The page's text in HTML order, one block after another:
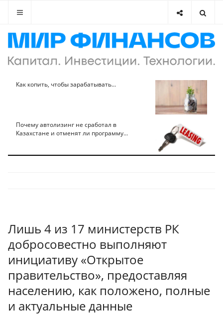
Как копить, чтобы зарабатывать...
Почему автолизинг не сработал в
Казахстане и отменят ли программу...
Лишь 4 из 17 министерств РК
добросовестно выполняют
инициативу «Открытое
правительство», предоставляя
населению, как положено, полные
и актуальные данные